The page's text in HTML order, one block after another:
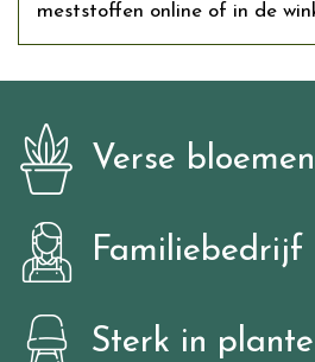
meststoffen online of in de
Verse bloemen
Familiebedrijf
Sterk in